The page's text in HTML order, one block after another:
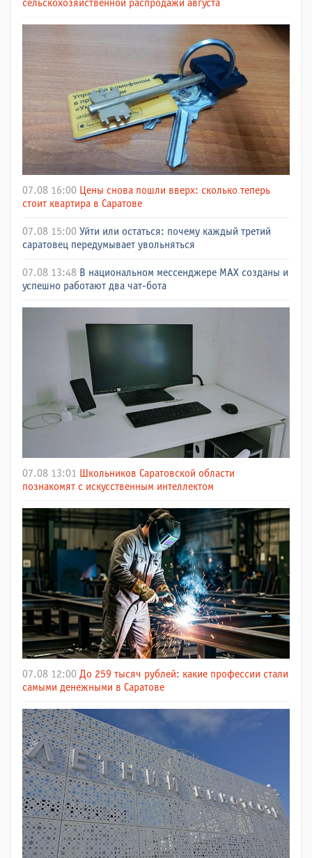
сельскохозяйственной распродажи августа
07.08 16:00 Цены снова пошли вверх: сколько теперь
стоит квартира в Саратове
07.08 15:00 Уйти или остаться: почему каждый третий
саратовец передумывает увольняться
07.08 13:48 В национальном мессенджере МАХ созданы и
успешно работают два чат-бота
07.08 13:01 Школьников Саратовской области
познакомят с искусственным интеллектом
07.08 12:00 До 259 тысяч рублей: какие профессии стали
самыми денежными в Саратове